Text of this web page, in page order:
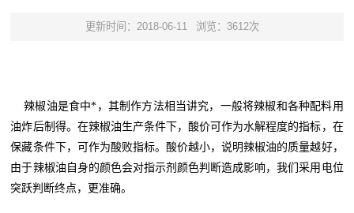
更新时间：2018-06-11 浏览：3612次
辣椒油是食中*，其制作方法相当讲究，一般将辣椒和各种配料用
油炸后制得。在辣椒油生产条件下，酸价可作为水解程度的指标，在
保藏条件下，可作为酸败指标。酸价越小，说明辣椒油的质量越好，
由于辣椒油自身的颜色会对指示剂颜色判断造成影响，我们采用电位
突跃判断终点，更准确。